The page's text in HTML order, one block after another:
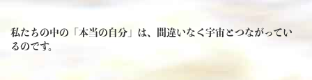
私たちの中の「本当の自分」は、間違いなく宇宙とつながってい
るのです。